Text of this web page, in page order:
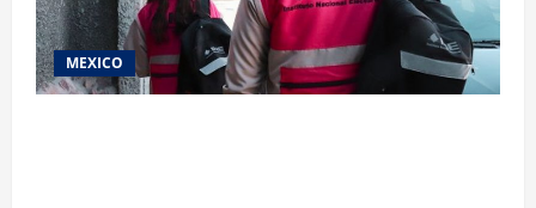
MEXICO